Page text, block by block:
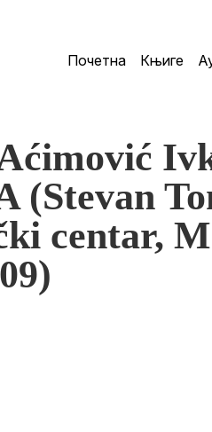
Почетна Књиге
(Stevan
centar,